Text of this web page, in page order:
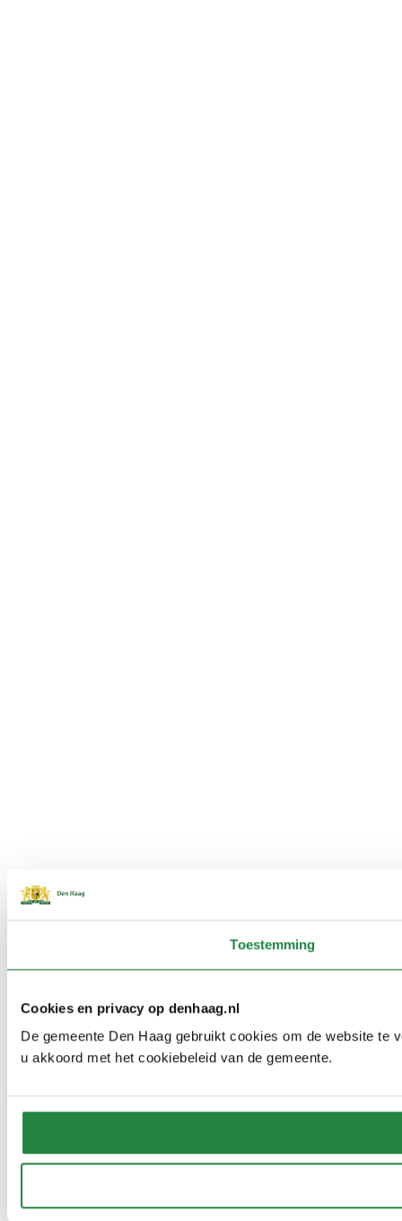
Toestemming
Cookies en privacy op denhaag.nl
De gemeente Den Haag gebruikt cookies om de website te
u akkoord met het cookiebeleid van de gemeente.